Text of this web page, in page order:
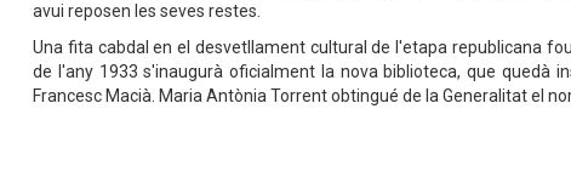
avui reposen les seves restes.
Una fita cabdal en el desvetllament cultural de l'etapa republicana
de l'any 1933 s'inaugurà oficialment la nova biblioteca, que quedà
Francesc Macià. Maria Antònia Torrent obtingué de la Generalitat el